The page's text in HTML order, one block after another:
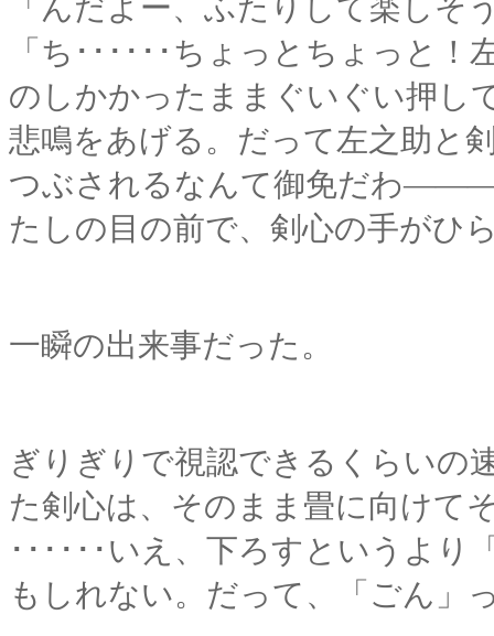
「んだよー、ふたりして楽し
「ち･･････ちょっとちょっと
のしかかったままぐいぐい押し
悲鳴をあげる。だって左之助と
つぶされるなんて御免だわ
たしの目の前で、剣心の手がひ
一瞬の出来事だった。
ぎりぎりで視認できるくらいの
た剣心は、そのまま畳に向けて
･･････いえ、下ろすというよ
もしれない。だって、「ごん」